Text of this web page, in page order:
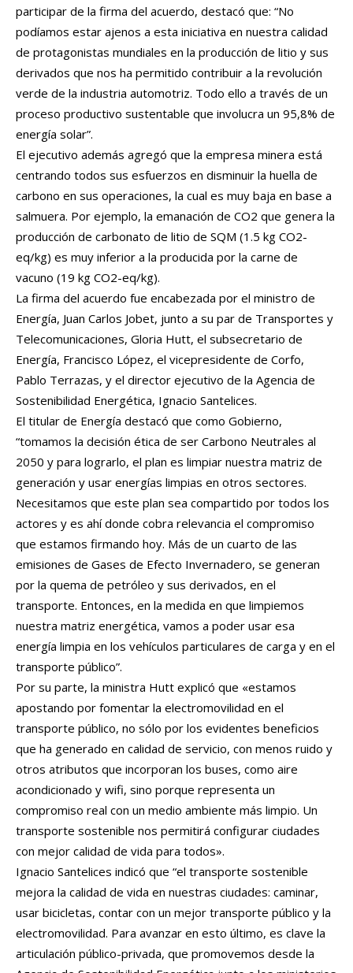
participar de la firma del acuerdo, destacó que: “No
podíamos estar ajenos a esta iniciativa en nuestra calidad
de protagonistas mundiales en la producción de litio y sus
derivados que nos ha permitido contribuir a la revolución
verde de la industria automotriz. Todo ello a través de un
proceso productivo sustentable que involucra un 95,8% de
energía solar”.
El ejecutivo además agregó que la empresa minera está
centrando todos sus esfuerzos en disminuir la huella de
carbono en sus operaciones, la cual es muy baja en base a
salmuera. Por ejemplo, la emanación de CO2 que genera la
producción de carbonato de litio de SQM (1.5 kg CO2-
eq/kg) es muy inferior a la producida por la carne de
vacuno (19 kg CO2-eq/kg).
La firma del acuerdo fue encabezada por el ministro de
Energía, Juan Carlos Jobet, junto a su par de Transportes y
Telecomunicaciones, Gloria Hutt, el subsecretario de
Energía, Francisco López, el vicepresidente de Corfo,
Pablo Terrazas, y el director ejecutivo de la Agencia de
Sostenibilidad Energética, Ignacio Santelices.
El titular de Energía destacó que como Gobierno,
“tomamos la decisión ética de ser Carbono Neutrales al
2050 y para lograrlo, el plan es limpiar nuestra matriz de
generación y usar energías limpias en otros sectores.
Necesitamos que este plan sea compartido por todos los
actores y es ahí donde cobra relevancia el compromiso
que estamos firmando hoy. Más de un cuarto de las
emisiones de Gases de Efecto Invernadero, se generan
por la quema de petróleo y sus derivados, en el
transporte. Entonces, en la medida en que limpiemos
nuestra matriz energética, vamos a poder usar esa
energía limpia en los vehículos particulares de carga y en el
transporte público”.
Por su parte, la ministra Hutt explicó que «estamos
apostando por fomentar la electromovilidad en el
transporte público, no sólo por los evidentes beneficios
que ha generado en calidad de servicio, con menos ruido y
otros atributos que incorporan los buses, como aire
acondicionado y wifi, sino porque representa un
compromiso real con un medio ambiente más limpio. Un
transporte sostenible nos permitirá configurar ciudades
con mejor calidad de vida para todos».
Ignacio Santelices indicó que “el transporte sostenible
mejora la calidad de vida en nuestras ciudades: caminar,
usar bicicletas, contar con un mejor transporte público y la
electromovilidad. Para avanzar en esto último, es clave la
articulación público-privada, que promovemos desde la